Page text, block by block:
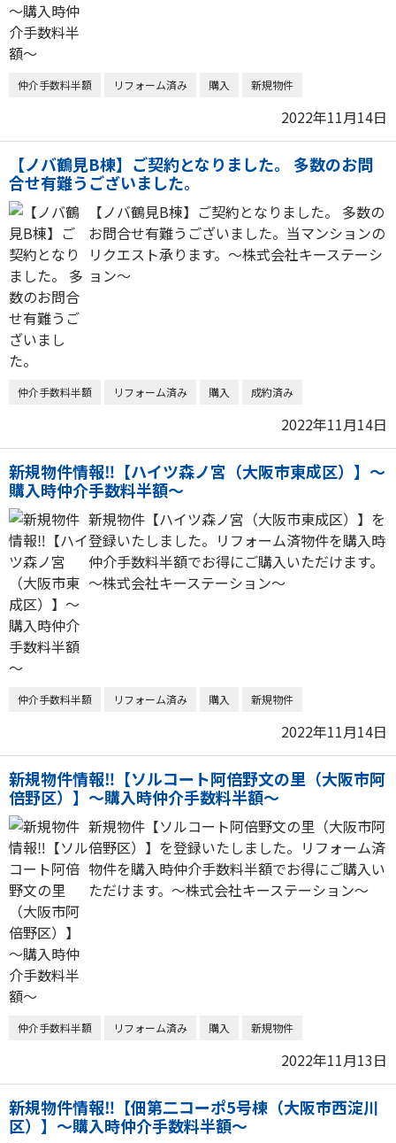
仲介手数料半額 リフォーム済み 購入 新規物件
2022年11月14日
【ノバ鶴見B棟】ご契約となりました。 多数のお問
合せ有難うございました。
【ノバ鶴見B棟】ご契約となりました。 多数の
お問合せ有難うございました。当マンションの
リクエスト承ります。～株式会社キーステーシ
ョン～
仲介手数料半額 リフォーム済み 購入 成約済み
2022年11月14日
新規物件情報‼【ハイツ森ノ宮（大阪市東成区）】～
購入時仲介手数料半額～
新規物件【ハイツ森ノ宮（大阪市東成区）】を
登録いたしました。リフォーム済物件を購入時
仲介手数料半額でお得にご購入いただけます。
～株式会社キーステーション～
仲介手数料半額 リフォーム済み 購入 新規物件
2022年11月14日
新規物件情報‼【ソルコート阿倍野文の里（大阪市阿
倍野区）】～購入時仲介手数料半額～
新規物件【ソルコート阿倍野文の里（大阪市阿
倍野区）】を登録いたしました。リフォーム済
物件を購入時仲介手数料半額でお得にご購入い
ただけます。～株式会社キーステーション～
仲介手数料半額 リフォーム済み 購入 新規物件
2022年11月13日
新規物件情報‼【佃第二コーポ5号棟（大阪市西淀川
区）】～購入時仲介手数料半額～